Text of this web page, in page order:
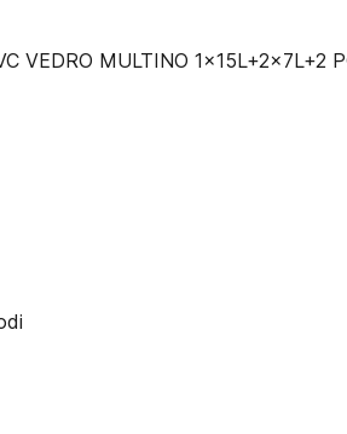
VEDRO MULTINO 1x15L+2x7L+2